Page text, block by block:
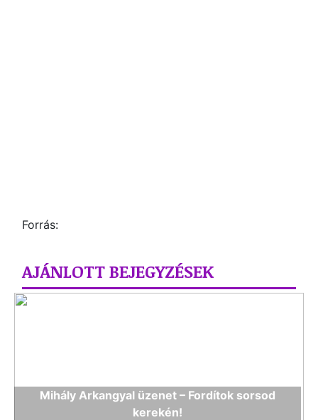
Forrás:
AJÁNLOTT BEJEGYZÉSEK
Mihály Arkangyal üzenet – Fordítok sorsod
kerekén!